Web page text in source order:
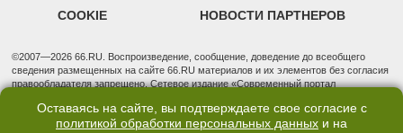
COOKIE НОВОСТИ ПАРТНЕРОВ
©2007—2026 66.RU. Воспроизведение, сообщение, доведение до всеобщего
сведения размещенных на сайте 66.RU материалов и их элементов без согласия
правообладателя запрещено. Сетевое издание «Современный портал
надзору в сфере связи, информационных технологий и массовых коммуникаций
(Роскомнадзор). Регистрационный номер ЭЛ № ФС 77 - 76634 от 02.09.2019
Оставаясь на сайте, вы подтверждаете свое согласие с
политикой обработки персональных данных и на